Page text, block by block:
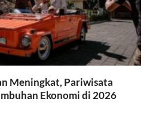
Meningkat, Pariwisata
Ekonomi di 2026